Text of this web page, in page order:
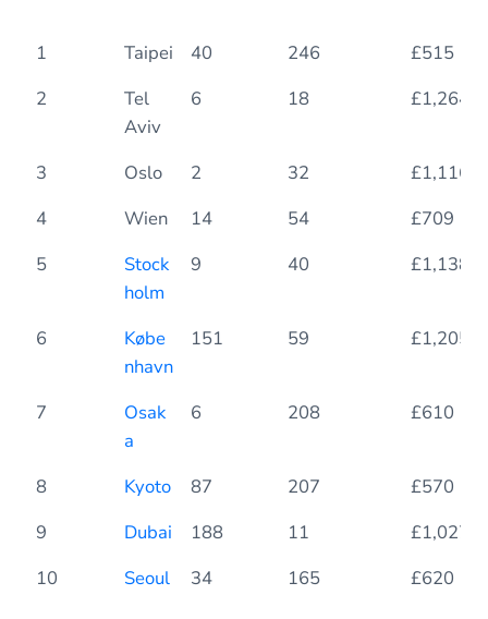
Position By
5-
stjernede
hoteller
Restauranter
med
Michelin-
Leje, 1
sengs
lejlighed
1 Taipei 40 246
£515
2
Tel
Aviv
6 18 £1,264
3 Oslo 2 32
£1,116
4
Wien 14 54
£709
5
Stock
holm
9 40 £1,138
6
Købe
nhavn
151 59 £1,205
7
Osak
a
6 208 £610
8 Kyoto 87 207
£570
9
Dubai 188 11
£1,027
10
Seoul 34 165 £620